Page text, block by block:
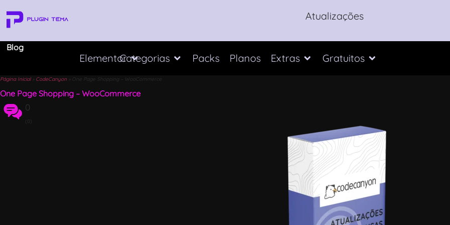
Atualizações
Blog
ElementorCategorias Packs Planos Extras Gratuitos
Página Inicial» CodeCanyon » One Page Shopping – WooCommerce
One Page Shopping – WooCommerce
0